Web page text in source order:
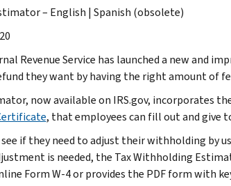
– English | Spanish (obsolete)
Revenue Service has launched a new and
they want by having the right amount of
now available on IRS.gov, incorporates
, that employees can fill out and give
see if they need to adjust their withholding
is needed, the Tax Withholding
Form W-4 or provides the PDF form with